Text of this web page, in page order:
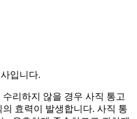
입니다.
리하지 않을 경우 사직 통고
효력이 발생합니다. 사직 통